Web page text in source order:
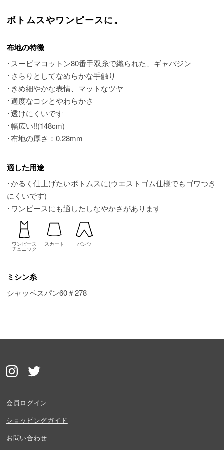
ボトムスやワンピースに。
布地の特徴
･スーピマコットン80番手双糸で織られた、ギャバジン
･さらりとしてなめらかな手触り
･きめ細やかな表情、マットなツヤ
･適度なコシとやわらかさ
･透けにくいです
･幅広い!!(148cm)
･布地の厚さ：0.28mm
適した用途
･かるく仕上げたいボトムスに(ウエストゴム仕様でもゴワつき
にくいです)
･ワンピースにも適したしなやかさがあります
ワンピース
チュニック
スカート パンツ
ミシン糸
シャッペスパン60＃278
会員ログイン
ショッピングガイド
お問い合わせ